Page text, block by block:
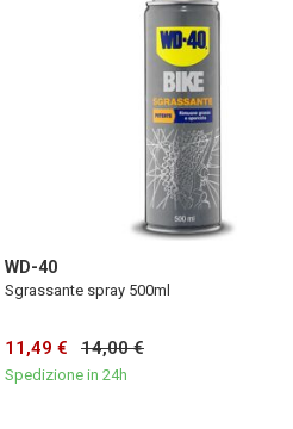
WD-40
Sgrassante spray 500ml
11,49 € 14,00 €
Spedizione in 24h